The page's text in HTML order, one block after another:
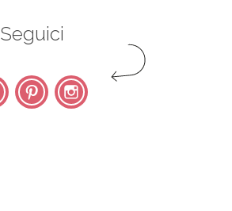
Seguici
FacebookPinterest Instagram